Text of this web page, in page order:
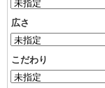
広さ
こだわり